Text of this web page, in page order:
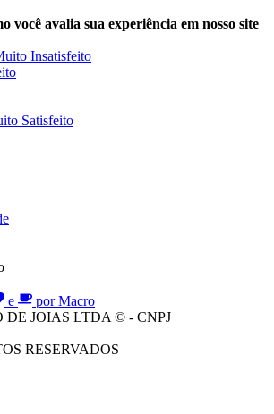
você avalia sua experiência em nosso site
Insatisfeito
Satisfeito
e
por Macro
DE JOIAS LTDA © - CNPJ
RESERVADOS